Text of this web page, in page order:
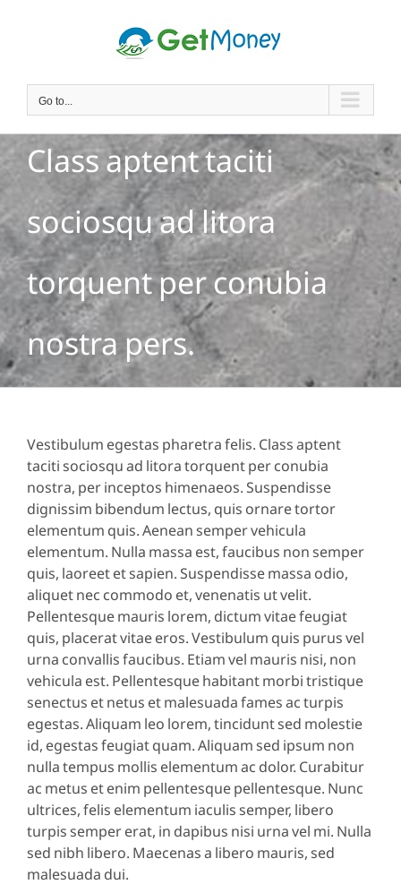
Go to...
Class aptent taciti
sociosqu ad litora
torquent per conubia
nostra pers.
Vestibulum egestas pharetra felis. Class aptent
taciti sociosqu ad litora torquent per conubia
nostra, per inceptos himenaeos. Suspendisse
dignissim bibendum lectus, quis ornare tortor
elementum quis. Aenean semper vehicula
elementum. Nulla massa est, faucibus non semper
quis, laoreet et sapien. Suspendisse massa odio,
aliquet nec commodo et, venenatis ut velit.
Pellentesque mauris lorem, dictum vitae feugiat
quis, placerat vitae eros. Vestibulum quis purus vel
urna convallis faucibus. Etiam vel mauris nisi, non
vehicula est. Pellentesque habitant morbi tristique
senectus et netus et malesuada fames ac turpis
egestas. Aliquam leo lorem, tincidunt sed molestie
id, egestas feugiat quam. Aliquam sed ipsum non
nulla tempus mollis elementum ac dolor. Curabitur
ac metus et enim pellentesque pellentesque. Nunc
ultrices, felis elementum iaculis semper, libero
turpis semper erat, in dapibus nisi urna vel mi. Nulla
sed nibh libero. Maecenas a libero mauris, sed
malesuada dui.